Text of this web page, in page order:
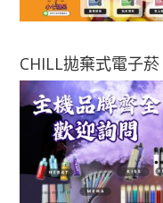
CHILL拋棄式電子菸